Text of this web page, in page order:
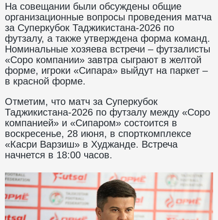
На совещании были обсуждены общие
организационные вопросы проведения матча
за Суперкубок Таджикистана-2026 по
футзалу, а также утверждена форма команд.
Номинальные хозяева встречи – футзалисты
«Соро компании» завтра сыграют в желтой
форме, игроки «Сипара» выйдут на паркет –
в красной форме.
Отметим, что матч за Суперкубок
Таджикистана-2026 по футзалу между «Соро
компанией» и «Сипаром» состоится в
воскресенье, 28 июня, в спорткомплексе
«Касри Варзиш» в Худжанде. Встреча
начнется в 18:00 часов.